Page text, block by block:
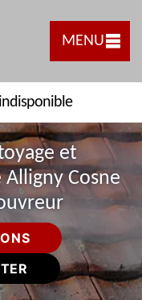
MENU
indisponible
et
Cosne